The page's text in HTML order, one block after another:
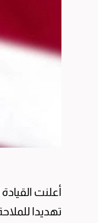
أعلنت
تهديدا